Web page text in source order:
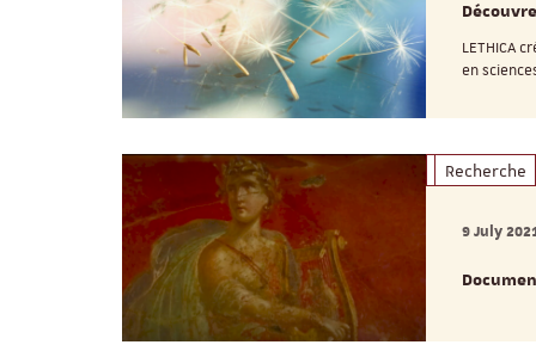
LETHICA
en
Recherche
9 July